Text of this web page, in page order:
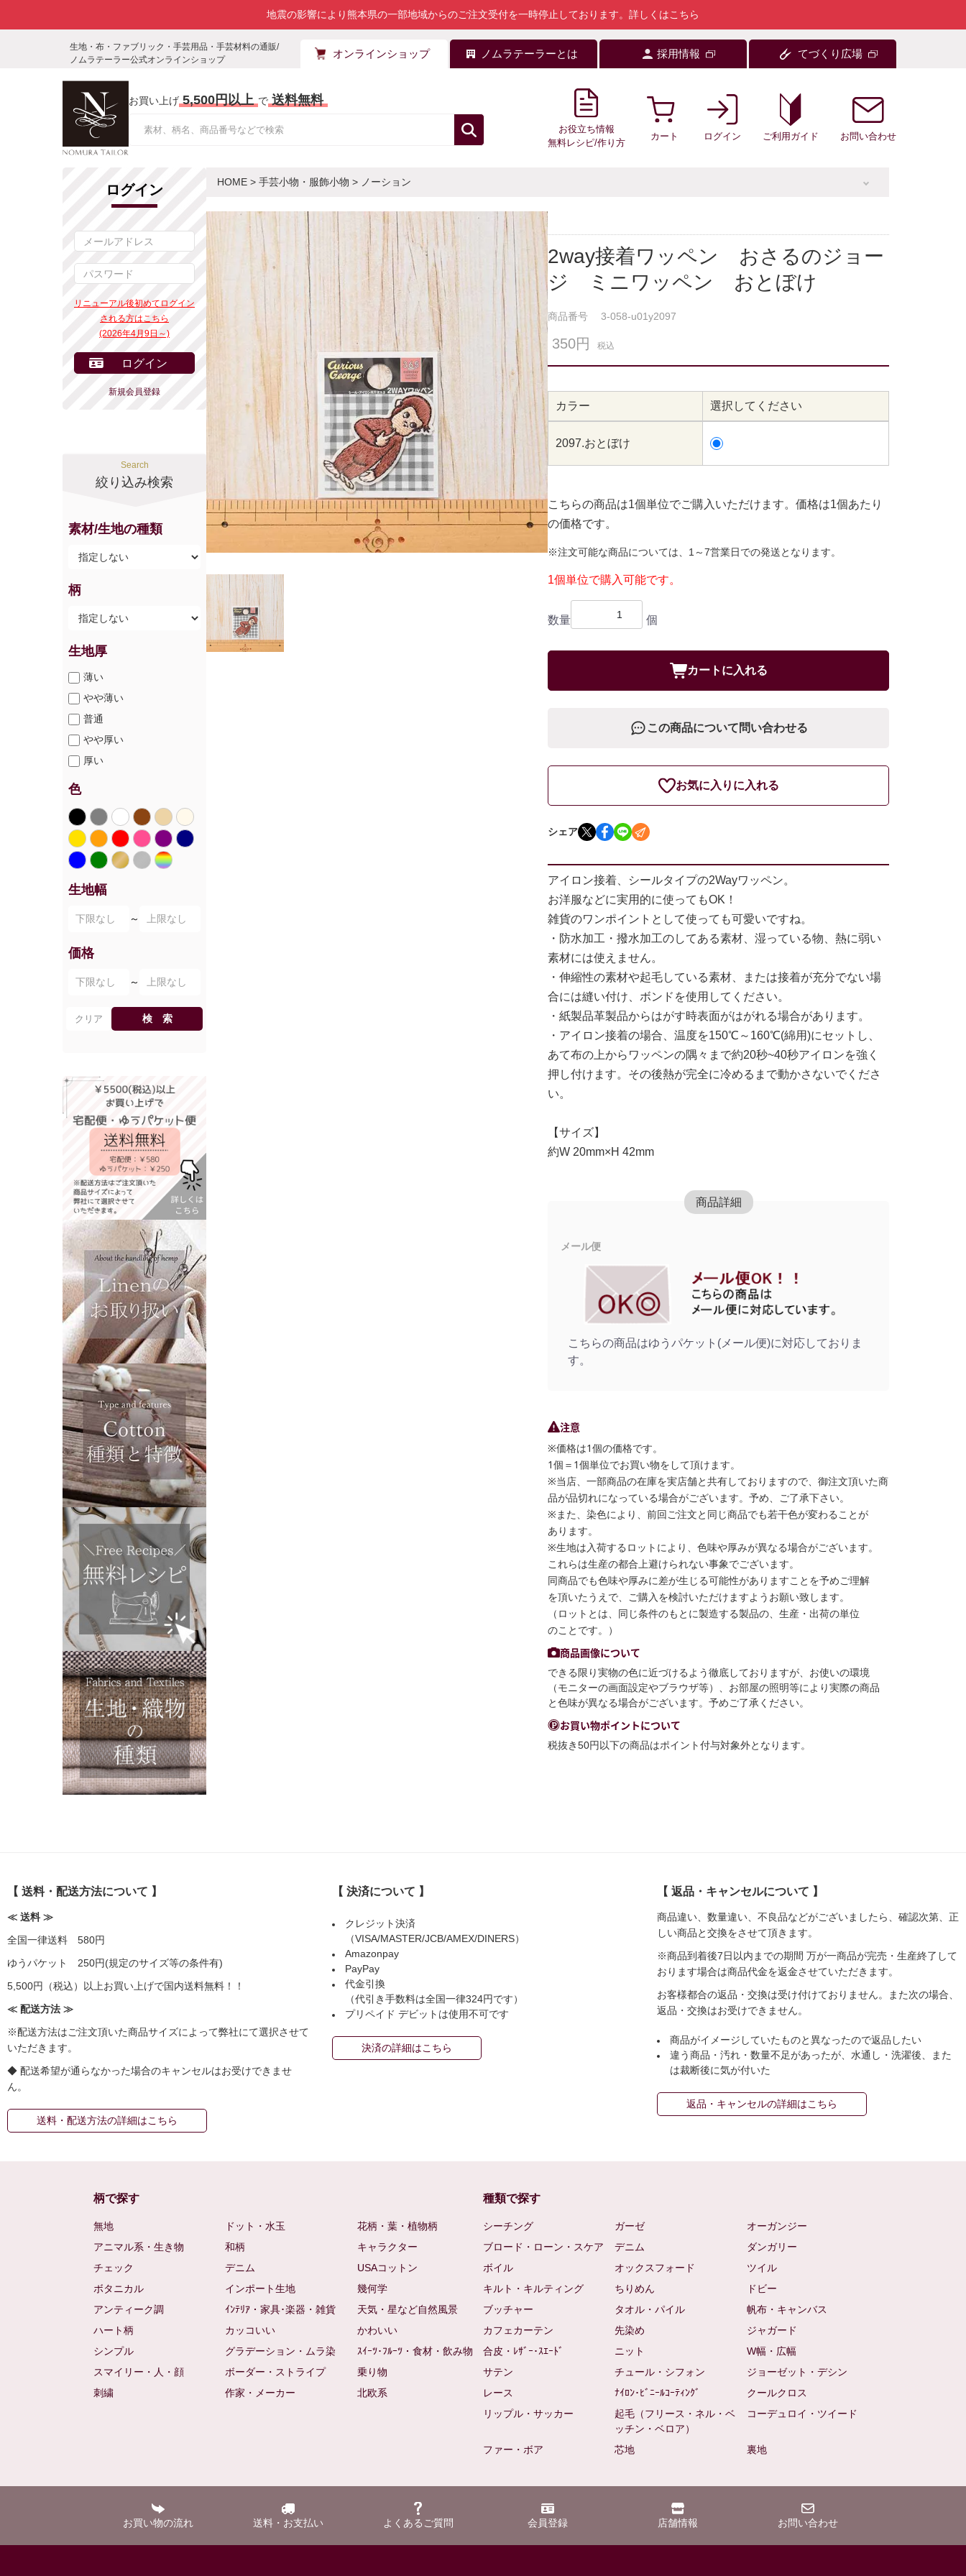
地震の影響により熊本県の一部地域からのご注文受付を一時停止しております。 詳しくはこちら
生地・布・ファブリック・手芸用品・手芸材料の通販/
ノムラテーラー公式オンラインショップ
オンラインショップ ノムラテーラーとは 採用情報 てづくり広場
お買い上げ 5,500円以上 で 送料無料
お役立ち情報
無料レシピ/作り方
カート ログイン ご利用ガイド お問い合わせ
ログイン
リニューアル後初めてログイン
される方はこちら
(2026年4月9日～)
ログイン
新規会員登録
Search
絞り込み検索
素材/生地の種類
柄
生地厚
薄い
やや薄い
普通
やや厚い
厚い
色
生地幅
～
価格
～
クリア 検 索
HOME > 手芸小物・服飾小物 > ノーション
2way接着ワッペン おさるのジョー
ジ ミニワッペン おとぼけ
商品番号 3-058-u01y2097
350円 税込
カラー 選択してください
2097.おとぼけ
こちらの商品は1個単位でご購入いただけます。価格は1個あたり
の価格です。
※注文可能な商品については、1～7営業日での発送となります。
1個単位で購入可能です。
数量 個
カートに入れる
この商品について問い合わせる
お気に入りに入れる
シェア
アイロン接着、シールタイプの2Wayワッペン。
お洋服などに実用的に使ってもOK！
雑貨のワンポイントとして使っても可愛いですね。
・防水加工・撥水加工のしてある素材、湿っている物、熱に弱い
素材には使えません。
・伸縮性の素材や起毛している素材、または接着が充分でない場
合には縫い付け、ボンドを使用してください。
・紙製品革製品からはがす時表面がはがれる場合があります。
・アイロン接着の場合、温度を150℃～160℃(綿用)にセットし、
あて布の上からワッペンの隅々まで約20秒~40秒アイロンを強く
押し付けます。その後熱が完全に冷めるまで動かさないでくださ
い。
【サイズ】
約W 20mm×H 42mm
商品詳細
メール便
こちらの商品はゆうパケット(メール便)に対応しておりま
す。
注意
※価格は1個の価格です。
1個＝1個単位でお買い物をして頂けます。
※当店、一部商品の在庫を実店舗と共有しておりますので、御注文頂いた商
品が品切れになっている場合がございます。予め、ご了承下さい。
※また、染色により、前回ご注文と同じ商品でも若干色が変わることが
あります。
※生地は入荷するロットにより、色味や厚みが異なる場合がございます。
これらは生産の都合上避けられない事象でございます。
同商品でも色味や厚みに差が生じる可能性がありますことを予めご理解
を頂いたうえで、ご購入を検討いただけますようお願い致します。
（ロットとは、同じ条件のもとに製造する製品の、生産・出荷の単位
のことです。）
商品画像について
できる限り実物の色に近づけるよう徹底しておりますが、お使いの環境
（モニターの画面設定やブラウザ等）、お部屋の照明等により実際の商品
と色味が異なる場合がございます。予めご了承ください。
お買い物ポイントについて
税抜き50円以下の商品はポイント付与対象外となります。
【 送料・配送方法について 】
≪ 送料 ≫
全国一律送料 580円
ゆうパケット 250円(規定のサイズ等の条件有)
5,500円（税込）以上お買い上げで国内送料無料！！
≪ 配送方法 ≫
※配送方法はご注文頂いた商品サイズによって弊社にて選択させて
いただきます。
◆ 配送希望が通らなかった場合のキャンセルはお受けできませ
ん。
送料・配送方法の詳細はこちら
【 決済について 】
クレジット決済
（VISA/MASTER/JCB/AMEX/DINERS）
Amazonpay
PayPay
代金引換
（代引き手数料は全国一律324円です）
プリペイド デビットは使用不可です
決済の詳細はこちら
【 返品・キャンセルについて 】
商品違い、数量違い、不良品などがございましたら、確認次第、正
しい商品と交換をさせて頂きます。
※商品到着後7日以内までの期間 万が一商品が完売・生産終了して
おります場合は商品代金を返金させていただきます。
お客様都合の返品・交換は受け付けておりません。また次の場合、
返品・交換はお受けできません。
商品がイメージしていたものと異なったので返品したい
違う商品・汚れ・数量不足があったが、水通し・洗濯後、また
は裁断後に気が付いた
返品・キャンセルの詳細はこちら
柄で探す
無地 ドット・水玉
花柄・葉・植物柄
アニマル系・生き物
和柄
キャラクター
チェック
デニム
USAコットン
ボタニカル
インポート生地
幾何学
アンティーク調
ｲﾝﾃﾘｱ・家具･楽器・雑貨
天気・星など自然風景
ハート柄
カッコいい
かわいい
シンプル
グラデーション・ムラ染
ｽｲｰﾂ･ﾌﾙｰﾂ・食材・飲み物
スマイリー・人・顔
ボーダー・ストライプ
乗り物
刺繍
作家・メーカー 北欧系
種類で探す
シーチング ガーゼ
オーガンジー
ブロード・ローン・スケア
デニム
ダンガリー
ボイル
オックスフォード
ツイル
キルト・キルティング
ちりめん
ドビー
ブッチャー
タオル・パイル
帆布・キャンバス
カフェカーテン
先染め
ジャガード
合皮・ﾚｻﾞｰ･ｽｴｰﾄﾞ
ニット
W幅・広幅
サテン
チュール・シフォン
ジョーゼット・デシン
レース
ﾅｲﾛﾝ･ﾋﾞﾆｰﾙｺｰﾃｨﾝｸﾞ
クールクロス
リップル・サッカー
起毛（フリース・ネル・ベ
ッチン・ベロア）
コーデュロイ・ツイード
ファー・ボア 芯地 裏地
お買い物の流れ 送料・お支払い よくあるご質問 会員登録 店舗情報 お問い合わせ